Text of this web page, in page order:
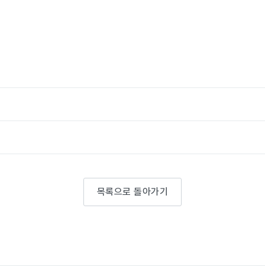
목록으로 돌아가기